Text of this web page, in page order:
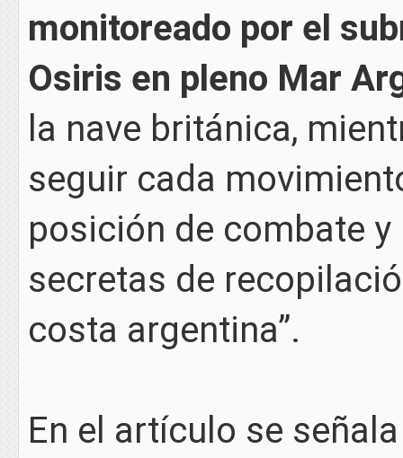
monitoreado por el
Osiris en pleno Mar
la nave británica,
seguir cada
posición de combate
secretas de
costa argentina”.
En el artículo se